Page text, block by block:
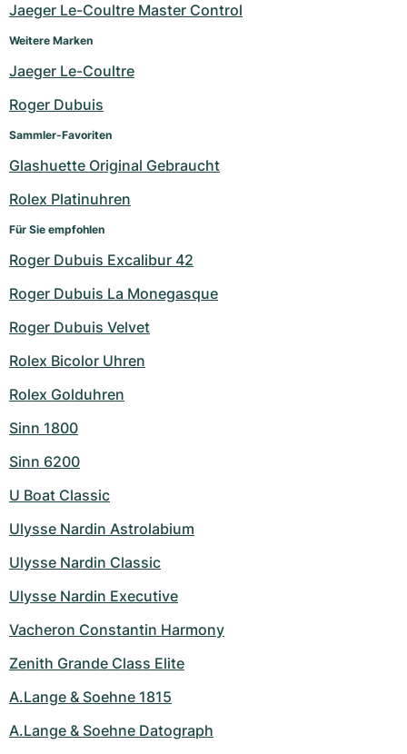
Jaeger Le-Coultre Master Control
Weitere Marken
Jaeger Le-Coultre
Roger Dubuis
Sammler-Favoriten
Glashuette Original Gebraucht
Rolex Platinuhren
Für Sie empfohlen
Roger Dubuis Excalibur 42
Roger Dubuis La Monegasque
Roger Dubuis Velvet
Rolex Bicolor Uhren
Rolex Golduhren
Sinn 1800
Sinn 6200
U Boat Classic
Ulysse Nardin Astrolabium
Ulysse Nardin Classic
Ulysse Nardin Executive
Vacheron Constantin Harmony
Zenith Grande Class Elite
A.Lange & Soehne 1815
A.Lange & Soehne Datograph